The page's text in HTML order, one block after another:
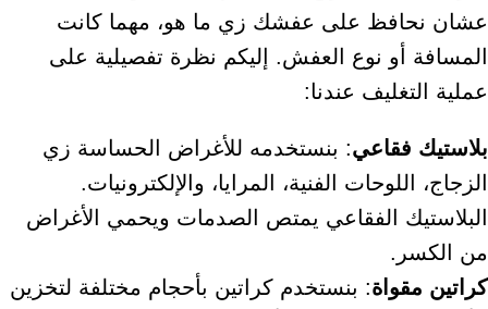
عشان نحافظ على عفشك زي ما هو، مهما كانت
المسافة أو نوع العفش. إليكم نظرة تفصيلية على
عملية التغليف عندنا:
بلاستيك فقاعي: بنستخدمه للأغراض الحساسة زي
الزجاج، اللوحات الفنية، المرايا، والإلكترونيات.
البلاستيك الفقاعي يمتص الصدمات ويحمي الأغراض
من الكسر.
كراتين مقواة: بنستخدم كراتين بأحجام مختلفة لتخزين